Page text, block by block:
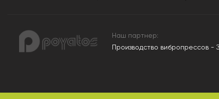
Наш партнер:
Производство вибропрессов -